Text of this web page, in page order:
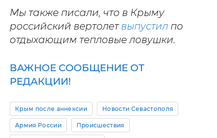
Мы также писали, что в Крыму
российский вертолет выпустил по
отдыхающим тепловые ловушки.
ВАЖНОЕ СООБЩЕНИЕ ОТ
РЕДАКЦИИ!
Крым после аннексии Новости Севастополя
Армия России Происшествия